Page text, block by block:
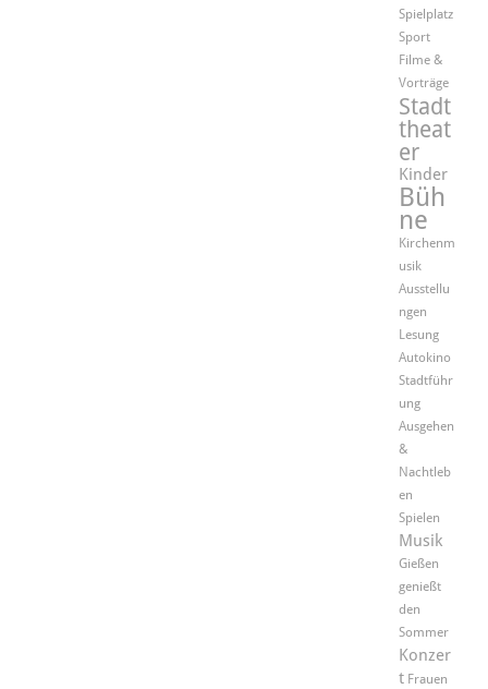
Spielplatz
Sport
Filme &
Vorträge
Stadt
theat
er
Kinder
Büh
ne
Kirchenm
usik
Ausstellu
ngen
Lesung
Autokino
Stadtführ
ung
Ausgehen
&
Nachtleb
en
Spielen
Musik
Gießen
genießt
den
Sommer
Konzer
t Frauen